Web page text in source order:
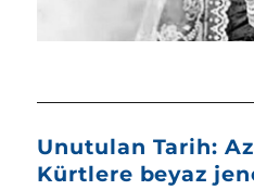
Unutulan Tarih:
Kürtlere beyaz